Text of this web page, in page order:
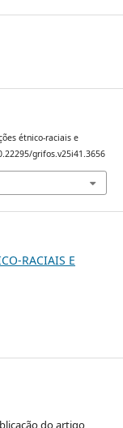
étnico-raciais e
grifos.v25i41.3656
RACIAIS E
do artigo